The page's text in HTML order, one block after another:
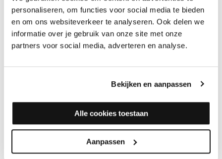
personaliseren, om functies voor social media te bieden
en om ons websiteverkeer te analyseren. Ook delen we
informatie over je gebruik van onze site met onze
partners voor social media, adverteren en analyse.
Bekijken en aanpassen
Alle cookies toestaan
Aanpassen
8 mm.
Prijs is per 2 meter
Superieure plakkracht
Goed voor het opvangen van hoogteverschillen van max. 8
houd rekening met +/- 5%snijverlies tijdens montage
MEER INFORMATIE OVER DE HOEKLIJNPROFIELEN 10
De hoeklijnen zijn gemaakt van geanodiseerd aluminium, maar